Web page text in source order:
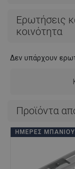
Ερωτήσεις
κοινότητα
Δεν υπάρχουν
Προϊόντα
ΗΜΈΡΕΣ ΜΠΆΝΙΟΥ